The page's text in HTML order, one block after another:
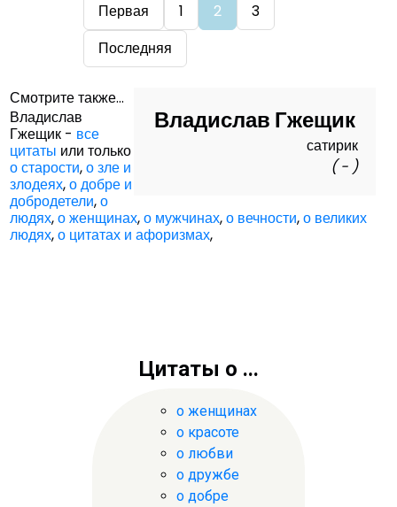
Первая 1 2
3
Последняя
Владислав Гжещик
сатирик
( - )
Смотрите также...
Владислав
Гжещик - все
цитаты или только
о старости,о зле и
злодеях,о добре и
добродетели,о
людях,о женщинах,о мужчинах,о вечности,о великих
людях,о цитатах и афоризмах,
Цитаты о ...
о женщинах
о красоте
о любви
о дружбе
о добре